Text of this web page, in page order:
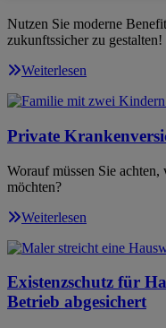
Nutzen Sie moderne
zukunftssicher zu gestalten!
Weiterlesen
Private
Worauf müssen Sie
möchten?
Weiterlesen
Existenzschutz für
Betrieb abgesichert